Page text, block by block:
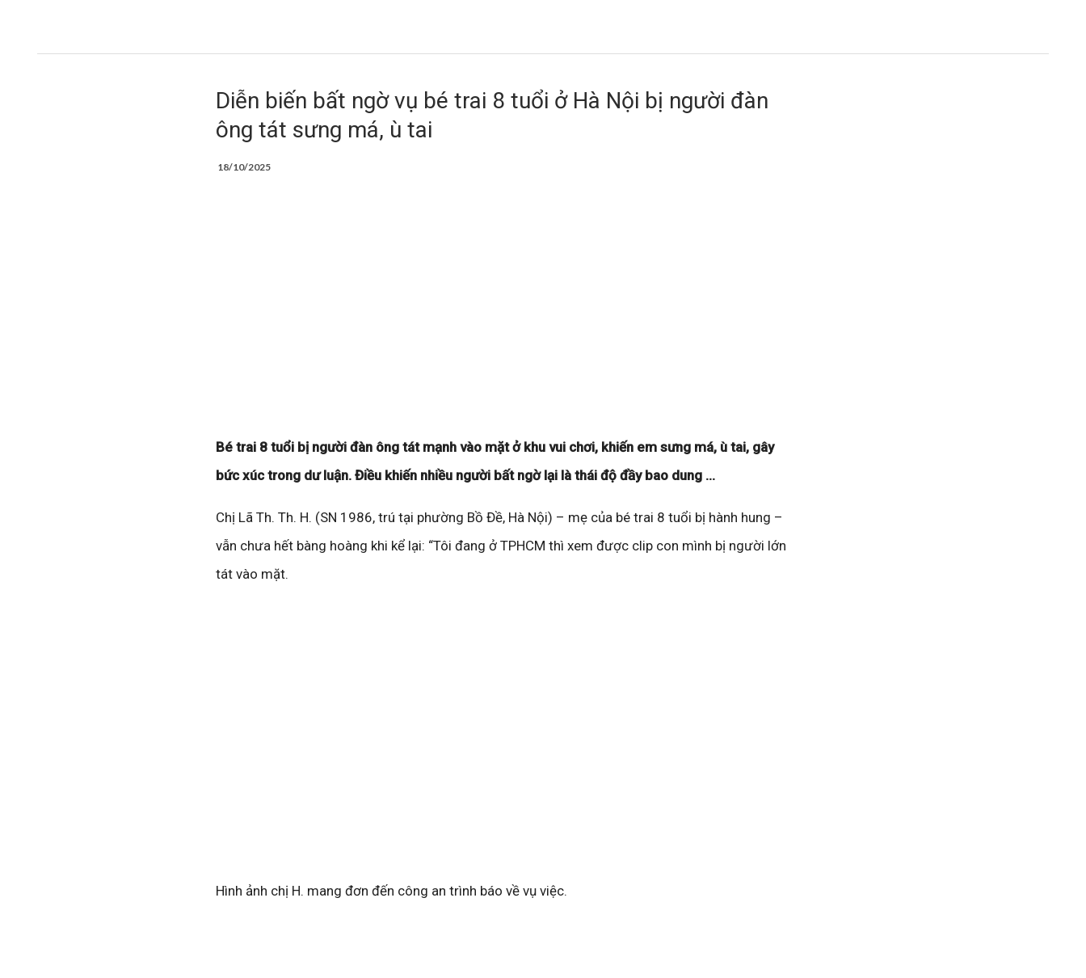
Diễn biến bất ngờ vụ bé trai 8 tuổi ở Hà Nội bị người đàn
ông tát sưng má, ù tai
18/10/2025
Bé trai 8 tuổi bị người đàn ông tát mạnh vào mặt ở khu vui chơi, khiến em sưng má, ù tai, gây
bức xúc trong dư luận. Điều khiến nhiều người bất ngờ lại là thái độ đầy bao dung …
Chị Lã Th. Th. H. (SN 1986, trú tại phường Bồ Đề, Hà Nội) – mẹ của bé trai 8 tuổi bị hành hung –
vẫn chưa hết bàng hoàng khi kể lại: “Tôi đang ở TPHCM thì xem được clip con mình bị người lớn
tát vào mặt.
Hình ảnh chị H. mang đơn đến công an trình báo về vụ việc.